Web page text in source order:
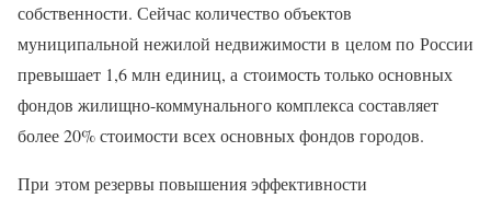
собственности. Сейчас количество объектов
муниципальной нежилой недвижимости в целом по России
превышает 1,6 млн единиц, а стоимость только основных
фондов жилищно-коммунального комплекса составляет
более 20% стоимости всех основных фондов городов.
При этом резервы повышения эффективности